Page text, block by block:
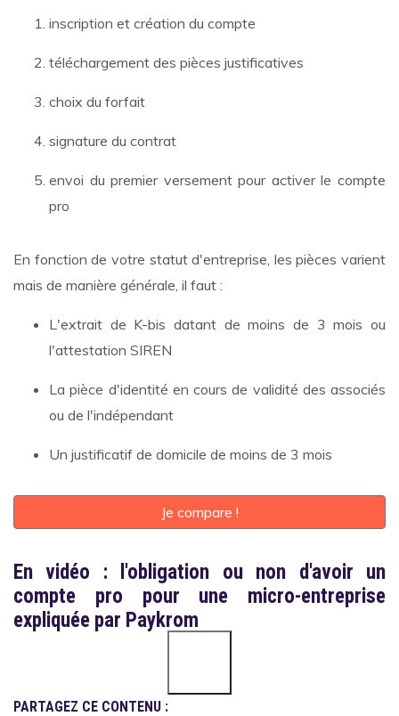
inscription et création du compte
téléchargement des pièces justificatives
choix du forfait
signature du contrat
envoi du premier versement pour activer le compte
pro
En fonction de votre statut d'entreprise, les pièces varient
mais de manière générale, il faut :
L'extrait de K-bis datant de moins de 3 mois ou
l'attestation SIREN
La pièce d'identité en cours de validité des associés
ou de l'indépendant
Un justificatif de domicile de moins de 3 mois
Je compare !
En vidéo : l'obligation ou non d'avoir un
compte pro pour une micro-entreprise
expliquée par Paykrom
PARTAGEZ CE CONTENU :